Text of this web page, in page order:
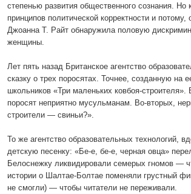
степенью развития общественного сознания.
принципов политической корректности и
Джоанна Т. Райт обнаружила половую
женщины.
Лет пять назад Британское агентство
сказку о трех поросятах. Точнее, созданную
школьников «Три маленьких ковбоя-
поросят неприятно мусульманам. Во-вторых,
строители — свиньи?».
То же агентство образовательных технологий,
детскую песенку: «Бе-е, бе-е, черная овца»
Белоснежку ликвидировали семерых гномов —
истории о Шалтае-Болтае поменяли грустный
не смогли) — чтобы читатели не переживали.